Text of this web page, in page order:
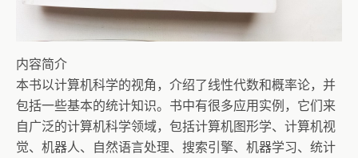
内容简介
本书以计算机科学的视角，介绍了线性代数和概率论，并
包括一些基本的统计知识。书中有很多应用实例，它们来
自广泛的计算机科学领域，包括计算机图形学、计算机视
觉、机器人、自然语言处理、搜索引擎、机器学习、统计